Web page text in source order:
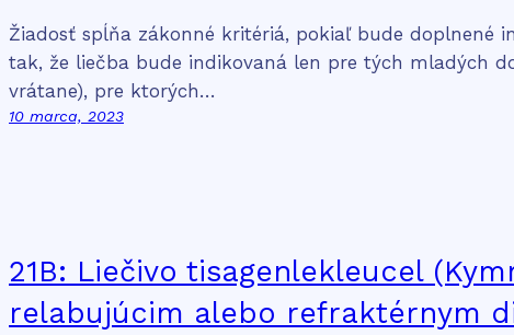
Žiadosť spĺňa zákonné kritériá, pokiaľ bude doplnené
tak, že liečba bude indikovaná len pre tých mladých
vrátane), pre ktorých…
10 marca, 2023
21B: Liečivo tisagenlekleucel
relabujúcim alebo refraktérnym